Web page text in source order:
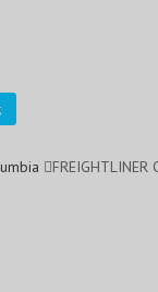
FREIGHTLINER